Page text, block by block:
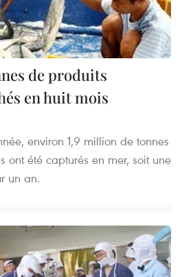
de produits
en huit mois
environ 1,9 million de tonnes
ont été capturés en mer, soit une
un an.